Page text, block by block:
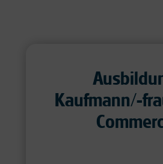
Kaufmann/-